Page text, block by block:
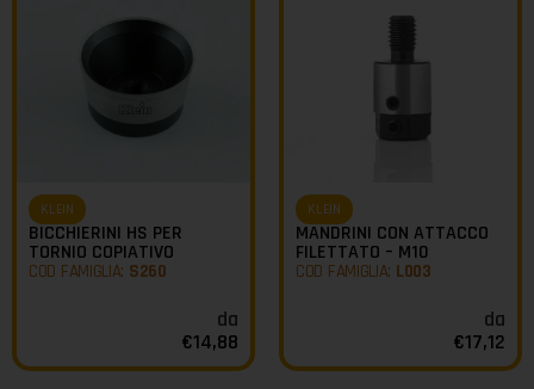
KLEIN
BICCHIERINI HS PER
TORNIO COPIATIVO
COD FAMIGLIA: S260
da
€14,88
KLEIN
MANDRINI CON ATTACCO
FILETTATO – M10
COD FAMIGLIA: L003
da
€17,12